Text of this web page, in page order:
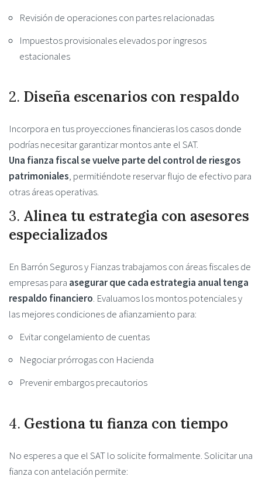
Revisión de operaciones con partes relacionadas
Impuestos provisionales elevados por ingresos
estacionales
2. Diseña escenarios con respaldo
Incorpora en tus proyecciones financieras los casos donde
podrías necesitar garantizar montos ante el SAT.
Una fianza fiscal se vuelve parte del control de riesgos
patrimoniales, permitiéndote reservar flujo de efectivo para
otras áreas operativas.
3. Alinea tu estrategia con asesores
especializados
En Barrón Seguros y Fianzas trabajamos con áreas fiscales de
empresas para asegurar que cada estrategia anual tenga
respaldo financiero. Evaluamos los montos potenciales y
las mejores condiciones de afianzamiento para:
Evitar congelamiento de cuentas
Negociar prórrogas con Hacienda
Prevenir embargos precautorios
4. Gestiona tu fianza con tiempo
No esperes a que el SAT lo solicite formalmente. Solicitar una
fianza con antelación permite: